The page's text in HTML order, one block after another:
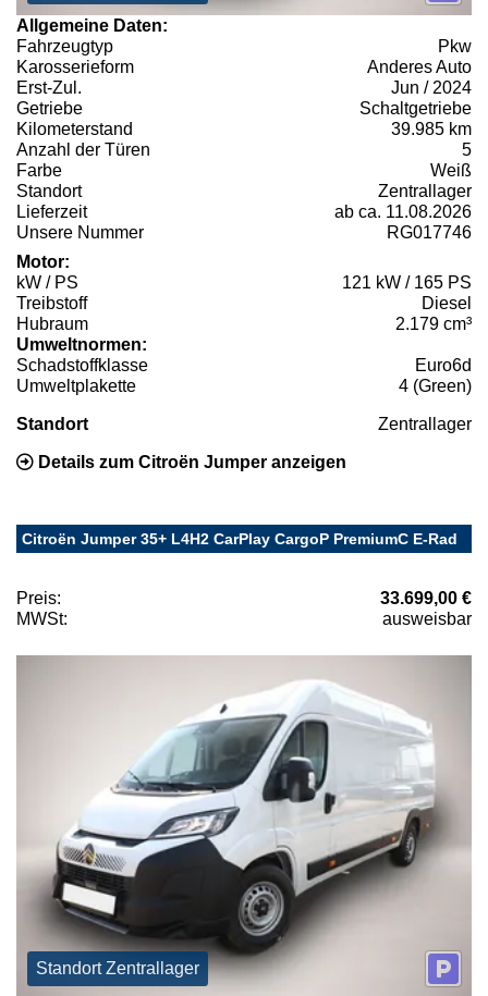
Allgemeine Daten:
Fahrzeugtyp
Pkw
Karosserieform
Anderes Auto
Erst-Zul.
Jun / 2024
Getriebe
Schaltgetriebe
Kilometerstand
39.985 km
Anzahl der Türen
5
Farbe
Weiß
Standort
Zentrallager
Lieferzeit
ab ca. 11.08.2026
Unsere Nummer
RG017746
Motor:
kW / PS
121 kW / 165 PS
Treibstoff
Diesel
Hubraum
2.179 cm³
Umweltnormen:
Schadstoffklasse
Euro6d
Umweltplakette
4 (Green)
Standort Zentrallager
Details zum Citroën Jumper anzeigen
Citroën Jumper 35+ L4H2 CarPlay CargoP PremiumC E-Rad
Preis:
33.699,00 €
MWSt:
ausweisbar
Standort Zentrallager